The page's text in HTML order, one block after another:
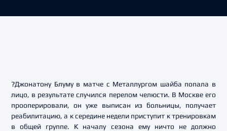
?Джонатону Блуму в матче с Металлургом шайба попала в
лицо, в результате случился перелом челюсти. В Москве его
прооперировали, он уже выписан из больницы, получает
реабилитацию, а к середине недели приступит к тренировкам
в общей группе. К началу сезона ему ничто не должно